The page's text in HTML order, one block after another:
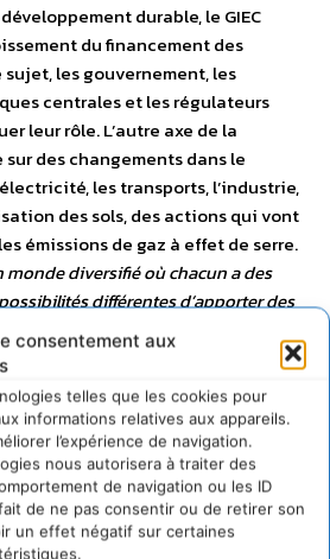
consentement aux
telles que les cookies pour
informations relatives aux appareils.
l’expérience de navigation.
nous autorisera à traiter des
de navigation ou les ID
de ne pas consentir ou de retirer son
un effet négatif sur certaines
durable, le GIEC
du financement des
les gouvernement, les
centrales et les régulateurs
leur rôle. L’autre axe de la
des changements dans le
les transports, l’industrie,
des sols, des actions qui vont
émissions de gaz à effet de serre.
diversifié où chacun a des
différentes d’apporter des
faire beaucoup, tandis que
soutien pour les aider à gérer le
M. Lee.